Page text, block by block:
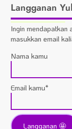
Langganan
Ingin mendapatkan
masukkan email
Nama kamu
Email kamu*